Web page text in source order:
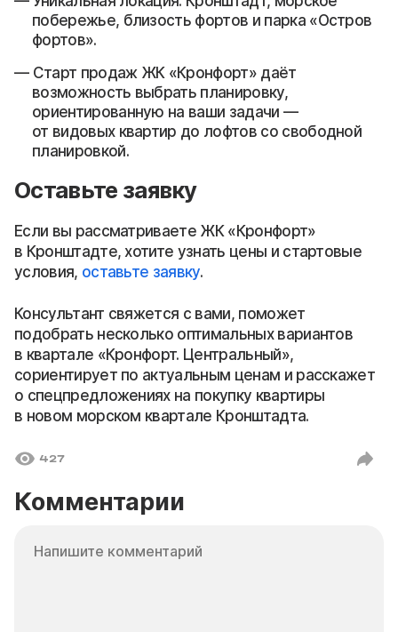
побережье, близость фортов и парка «Остров
фортов».
Старт продаж ЖК «Кронфорт» даёт
возможность выбрать планировку,
ориентированную на ваши задачи —
от видовых квартир до лофтов со свободной
планировкой.
Оставьте заявку
Если вы рассматриваете ЖК «Кронфорт»
в Кронштадте, хотите узнать цены и стартовые
условия, оставьте заявку.
Консультант свяжется с вами, поможет
подобрать несколько оптимальных вариантов
в квартале «Кронфорт. Центральный»,
сориентирует по актуальным ценам и расскажет
о спецпредложениях на покупку квартиры
в новом морском квартале Кронштадта.
427
Комментарии